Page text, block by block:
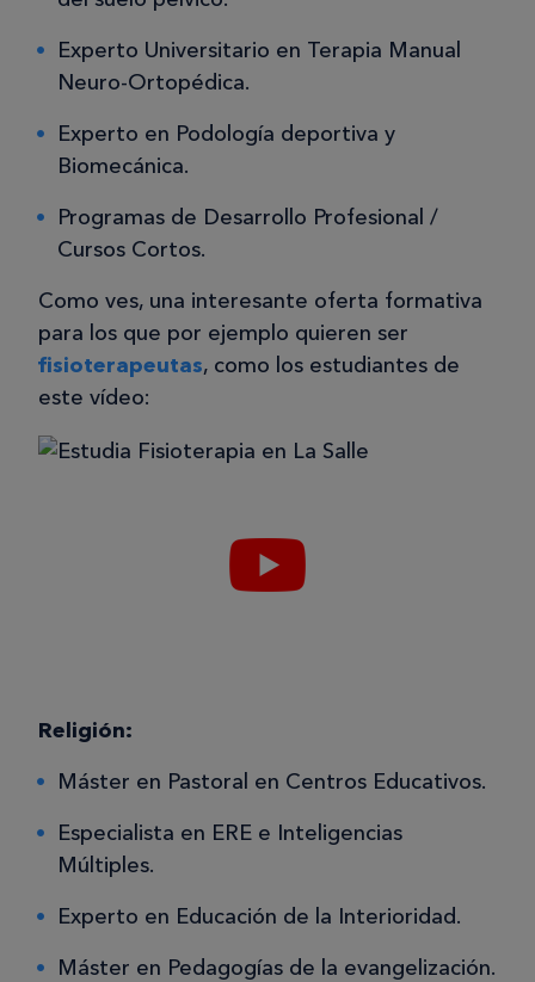
Experto Universitario en Terapia Manual
Neuro-Ortopédica.
Experto en Podología deportiva y
Biomecánica.
Programas de Desarrollo Profesional /
Cursos Cortos.
Como ves, una interesante oferta formativa
para los que por ejemplo quieren ser
fisioterapeutas, como los estudiantes de
este vídeo:
Religión:
Máster en Pastoral en Centros Educativos.
Especialista en ERE e Inteligencias
Múltiples.
Experto en Educación de la Interioridad.
Máster en Pedagogías de la evangelización.